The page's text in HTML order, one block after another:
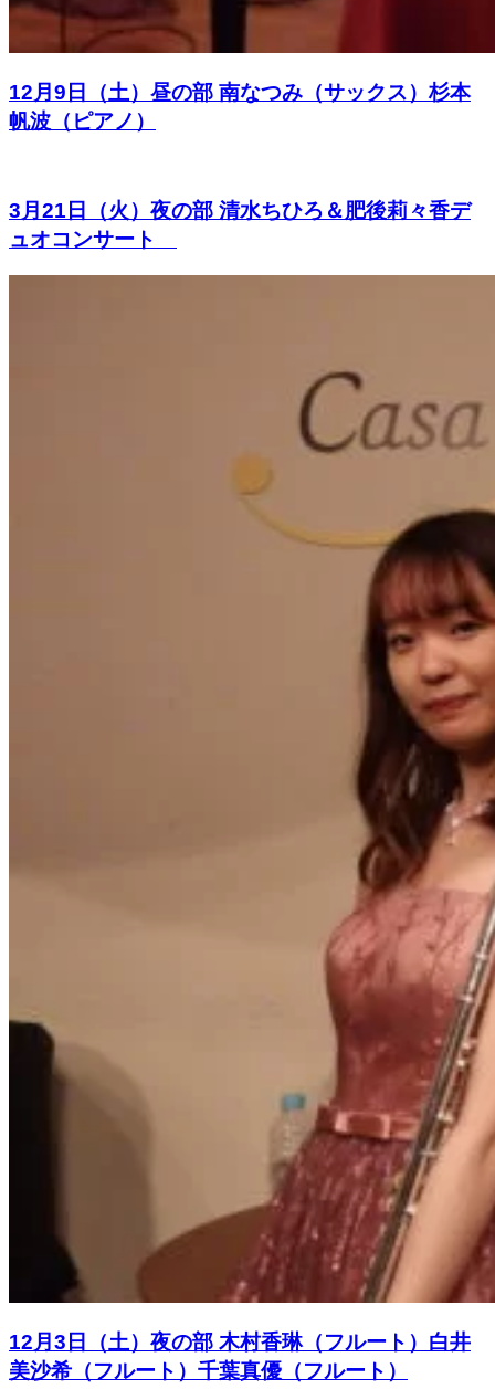
12月9日（土）昼の部 南なつみ（サックス）杉本
帆波（ピアノ）
3月21日（火）夜の部 清水ちひろ＆肥後莉々香デ
ュオコンサート
12月3日（土）夜の部 木村香琳（フルート）白井
美沙希（フルート）千葉真優（フルート）